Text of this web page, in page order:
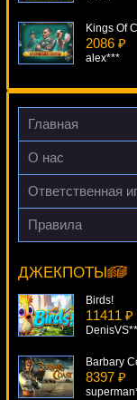
Kings Of
2086 ₽
alex***
Книжки
4429 ₽
Gamer***
Главная
О нас
Ответственная
Правила
ДЖЕКПОТЫ
Pharaoh's
Gamer***
Birds!
11411 ₽
Barbary
8397 ₽